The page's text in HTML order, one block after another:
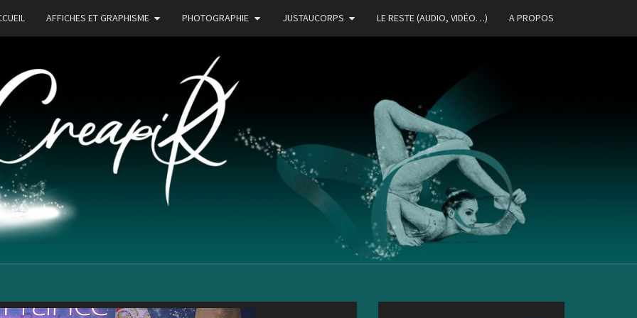
AFFICHES ET GRAPHISME PHOTOGRAPHIE JUSTAUCORPS LE RESTE (AUDIO, VIDÉO…) A PROPOS